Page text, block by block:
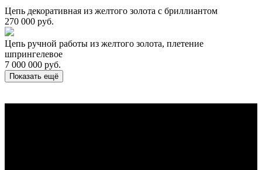
Цепь декоративная из желтого золота с бриллиантом
270 000 руб.
Цепь ручной работы из желтого золота, плетение
шпрингелевое
7 000 000 руб.
Показать ещё